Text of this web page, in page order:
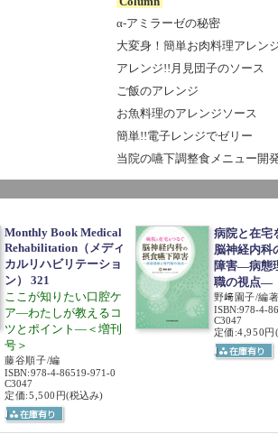
α-アミラーゼの秘密
大変身！簡単お肉料理アレン
アレンジ!!月見団子のソース
ご飯のアレンジ
お魚料理のアレンジソース
簡単!!電子レンジでゼリー
当院の嚥下調整食メニュー開
Monthly Book Medical
Rehabilitation（メディ
カルリハビリテーショ
ン） 321
ここが知りたい口腔ケ
ア―わたしが教えるコ
ツとポイント―＜増刊
号＞
藤谷順子/編
ISBN:978-4-86519-971-0
C3047
定価:5,500円(税込み)
病院と在
脳神経内科
障害―病態
職の視点―
野﨑園子/編著
ISBN:978-4-
C3047
定価:4,950円